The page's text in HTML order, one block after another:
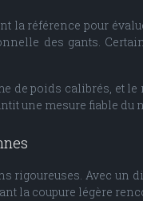
la référence pour
des gants.
de poids calibrés,
une mesure fiable du
rigoureuses. Avec un
la coupure légère